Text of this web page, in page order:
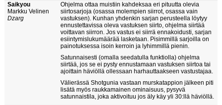
Saikyou
Markku Velinen
Dzarg
Ohjelma ottaa muistiin kahdeksaa eri pituutta olevia
siirtosarjoja (osassa molempien siirrot, osassa vain
vastuksen). Kunhan yhdenkin sarjan perusteella löytyy
ennustettavissa oleva vastuksen siirto, ohjelma siirtää
voittavan siirron. Jos vastus ei siirrä ennakoidusti, sarjan
esiintymislukumäärää lasketaan. Pisimmillä sarjoilla on
painotuksessa isoin kerroin ja lyhimmillä pienin.
Satunnaisesti (omalla seedatulla funktiolla) ohjelma
siirtää, jos se ei pysty ennustamaan vastuksen siirtoa tai
ajoittain häviöllä ollessaan harhauttaakseen vastustajaa.
Välierässä Shotgunia vastaan murskatappion jälkeen piti
lisätä myös raukkamainen ominaisuus, pysyvä
satunnaistila, joka aktivoituu jos äly käy yli 30:llä häviöllä.